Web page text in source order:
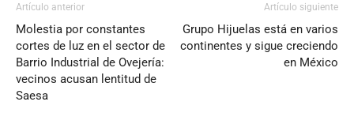
Artículo anterior
Molestia por constantes
cortes de luz en el sector de
Barrio Industrial de Ovejería:
vecinos acusan lentitud de
Saesa
Artículo siguiente
Grupo Hijuelas está en varios
continentes y sigue creciendo
en México